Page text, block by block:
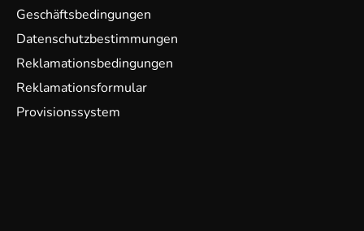
Geschäftsbedingungen
Datenschutzbestimmungen
Reklamationsbedingungen
Reklamationsformular
Provisionssystem